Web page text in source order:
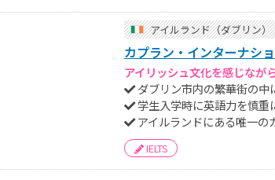
アイルランド（ダブリン）
カプラン・インターナシ
アイリッシュ文化を感じなが
ダブリン市内の繁華街の中
学生入学時に英語力を慎重
アイルランドにある唯一の
IELTS